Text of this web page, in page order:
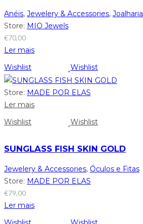
Anéis, Jewelery & Accessories, Joalharia
Store: MIO Jewels
€70,00
Ler mais
Wishlist
Wishlist
Store: MADE POR ELAS
Ler mais
Wishlist
Wishlist
SUNGLASS FISH SKIN GOLD
Jewelery & Accessories, Óculos e Fitas
Store: MADE POR ELAS
€79,00
Ler mais